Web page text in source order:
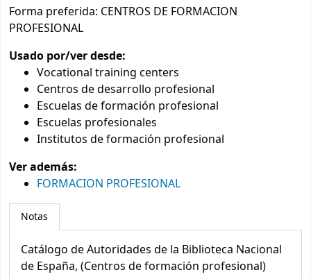
Forma preferida: CENTROS DE FORMACION
PROFESIONAL
Usado por/ver desde:
Vocational training centers
Centros de desarrollo profesional
Escuelas de formación profesional
Escuelas profesionales
Institutos de formación profesional
Ver además:
FORMACION PROFESIONAL
Notas
Catálogo de Autoridades de la Biblioteca Nacional
de España, (Centros de formación profesional)